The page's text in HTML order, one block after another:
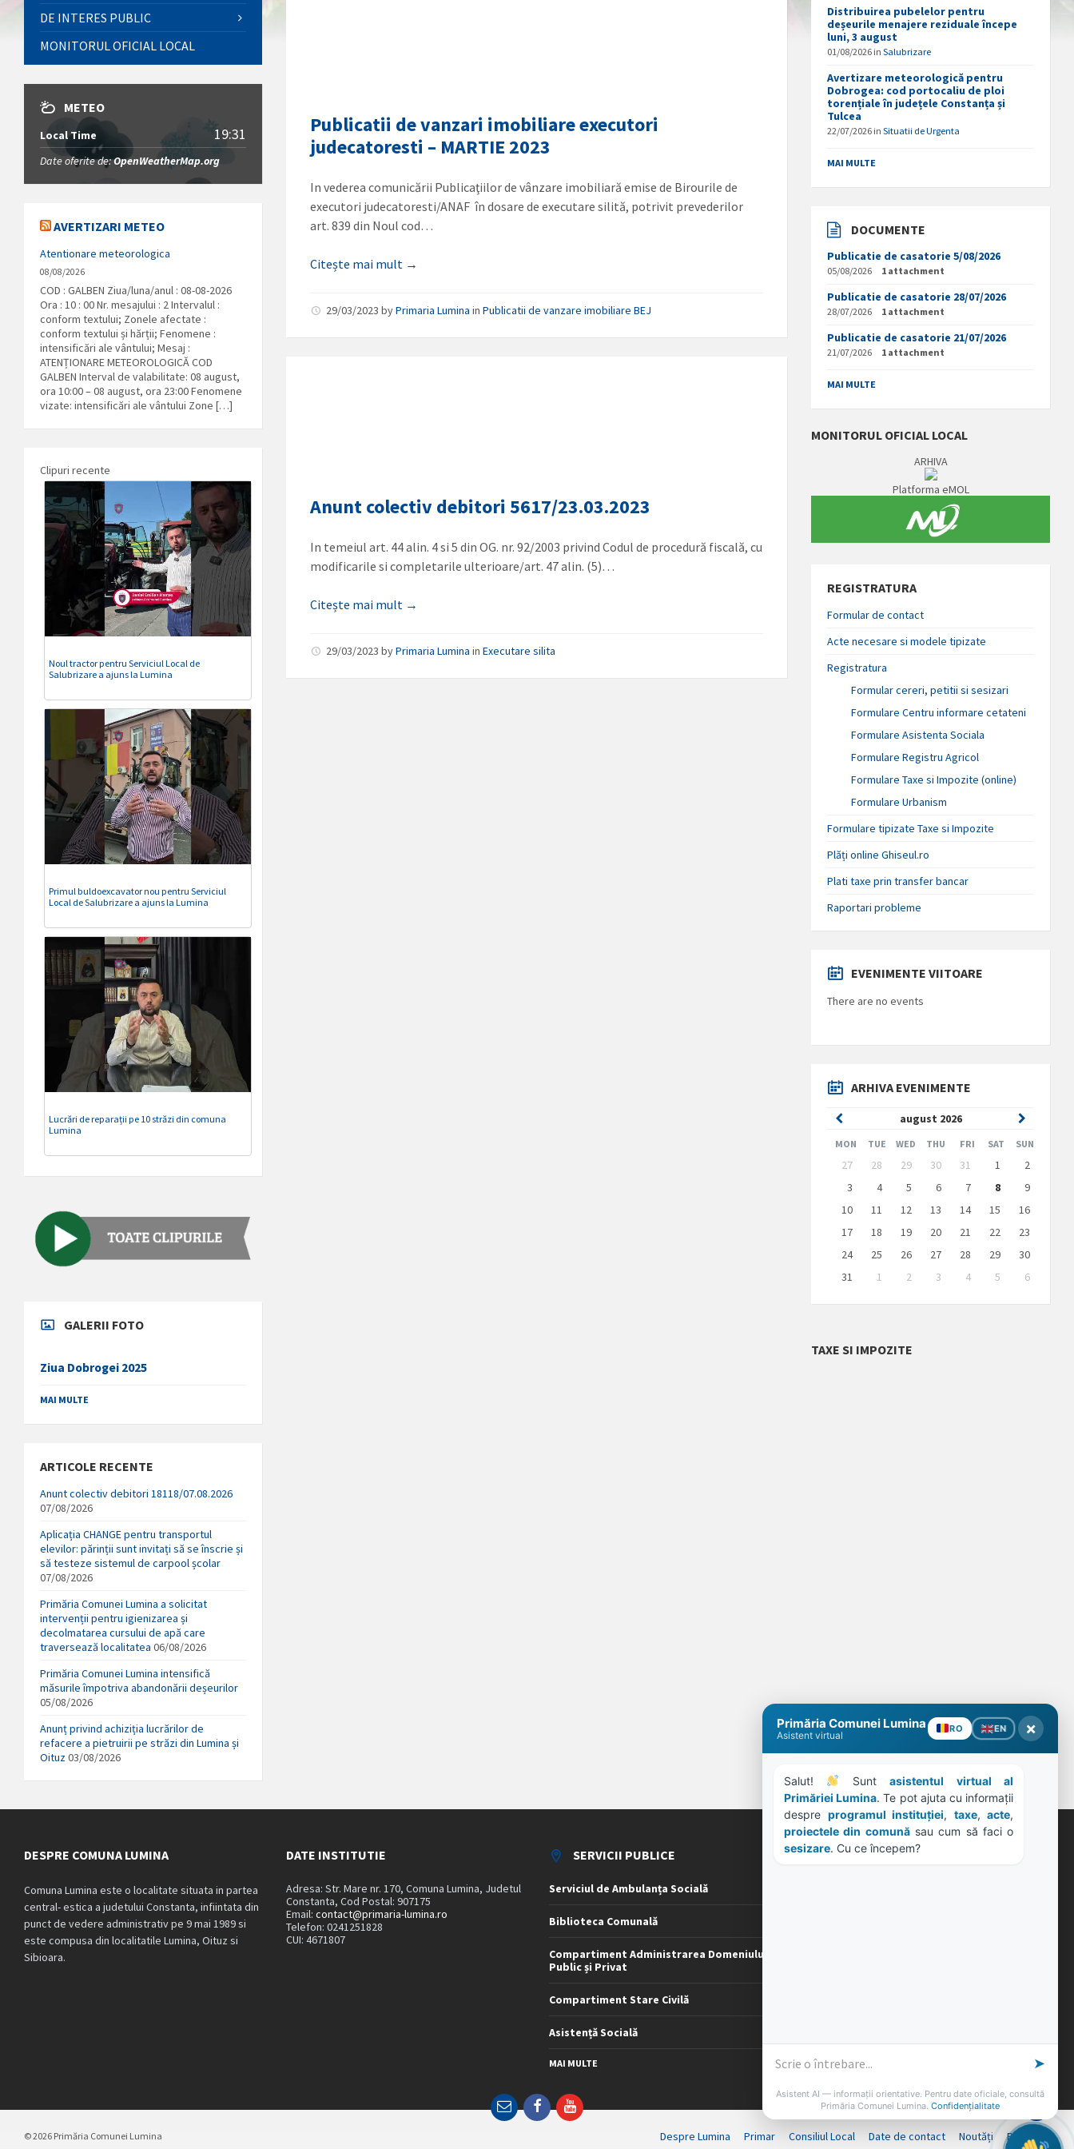
Publicatii de vanzari imobiliare executori
judecatoresti – MARTIE 2023
In vederea comunicării Publicaţiilor de vânzare imobiliară emise de Birourile de
executori judecatoresti/ANAF în dosare de executare silită, potrivit prevederilor
art. 839 din Noul cod…
Citește mai mult →
29/03/2023byPrimaria Lumina inPublicatii de vanzare imobiliare BEJ
Anunt colectiv debitori 5617/23.03.2023
In temeiul art. 44 alin. 4 si 5 din OG. nr. 92/2003 privind Codul de procedură fiscală, cu
modificarile si completarile ulterioare/art. 47 alin. (5)…
Citește mai mult →
29/03/2023byPrimaria Lumina inExecutare silita
DE INTERES PUBLIC
MONITORUL OFICIAL LOCAL
METEO
Local Time 19:31
Date oferite de:OpenWeatherMap.org
AVERTIZARI METEO
Atentionare meteorologica
08/08/2026
COD : GALBEN Ziua/luna/anul : 08-08-2026
Ora : 10 : 00 Nr. mesajului : 2 Intervalul :
conform textului; Zonele afectate :
conform textului și hărții; Fenomene :
intensificări ale vântului; Mesaj :
ATENȚIONARE METEOROLOGICĂ COD
GALBEN Interval de valabilitate: 08 august,
ora 10:00 – 08 august, ora 23:00 Fenomene
vizate: intensificări ale vântului Zone […]
Clipuri recente
Noul tractor pentru Serviciul Local de
Salubrizare a ajuns la Lumina
Primul buldoexcavator nou pentru Serviciul
Local de Salubrizare a ajuns la Lumina
Lucrări de reparații pe 10 străzi din comuna
Lumina
GALERII FOTO
Ziua Dobrogei 2025
MAI MULTE
ARTICOLE RECENTE
Anunt colectiv debitori 18118/07.08.2026
07/08/2026
Aplicația CHANGE pentru transportul
elevilor: părinții sunt invitați să se înscrie și
să testeze sistemul de carpool școlar
07/08/2026
Primăria Comunei Lumina a solicitat
intervenții pentru igienizarea și
decolmatarea cursului de apă care
traversează localitatea 06/08/2026
Primăria Comunei Lumina intensifică
măsurile împotriva abandonării deșeurilor
05/08/2026
Anunț privind achiziția lucrărilor de
refacere a pietruirii pe străzi din Lumina și
Oituz03/08/2026
Distribuirea pubelelor pentru
deșeurile menajere reziduale începe
luni, 3 august
01/08/2026 inSalubrizare
Avertizare meteorologică pentru
Dobrogea: cod portocaliu de ploi
torențiale în județele Constanța și
Tulcea
22/07/2026 inSituatii de Urgenta
MAI MULTE
DOCUMENTE
Publicatie de casatorie 5/08/2026
05/08/2026 1 attachment
Publicatie de casatorie 28/07/2026
28/07/2026 1 attachment
Publicatie de casatorie 21/07/2026
21/07/2026 1 attachment
MAI MULTE
MONITORUL OFICIAL LOCAL
ARHIVA
Platforma eMOL
REGISTRATURA
Formular de contact
Acte necesare si modele tipizate
Registratura
Formular cereri, petitii si sesizari
Formulare Centru informare cetateni
Formulare Asistenta Sociala
Formulare Registru Agricol
Formulare Taxe si Impozite (online)
Formulare Urbanism
Formulare tipizate Taxe si Impozite
Plăți online Ghiseul.ro
Plati taxe prin transfer bancar
Raportari probleme
EVENIMENTE VIITOARE
There are no events
ARHIVA EVENIMENTE
august 2026
Previous
Month
Next
Month
MON TUE WED THU FRI SAT SUN
Skip
calendar
days
27 28 29 30 31 1
2
3
4 5 6 7 8
9
10
11 12 13 14 15
16
17
18 19 20 21 22
23
24
25 26 27 28 29
30
31
1 2 3 4 5
6
to
TAXE SI IMPOZITE
DESPRE COMUNA LUMINA
Comuna Lumina este o localitate situata in partea
central- estica a judetului Constanta, infiintata din
punct de vedere administrativ pe 9 mai 1989 si
este compusa din localitatile Lumina, Oituz si
Sibioara.
DATE INSTITUTIE
Adresa: Str. Mare nr. 170, Comuna Lumina, Judetul
Constanta, Cod Postal: 907175
Email:contact@primaria-lumina.ro
Telefon: 0241251828
CUI: 4671807
SERVICII PUBLICE
Serviciul de Ambulanța Socială
Biblioteca Comunală
Compartiment Administrarea Domeniului
Public și Privat
Compartiment Stare Civilă
Asistență Socială
MAI MULTE
ORE DE LUCRU
EmailFacebookYouTube
Despre Lumina Primar Consiliul Local Date de contact Noutăți B-AWARE
© 2026 Primăria Comunei Lumina
Primăria Comunei Lumina
Asistent virtual
EN ×
Salut! Sunt asistentul virtual al
Primăriei Lumina. Te pot ajuta cu informații
despre programul instituției, taxe, acte ,
proiectele din comună
sau cum să faci o
sesizare. Cu ce începem?
➤
Asistent AI — informații orientative. Pentru date oficiale, consultă
Primăria Comunei Lumina. Confidențialitate